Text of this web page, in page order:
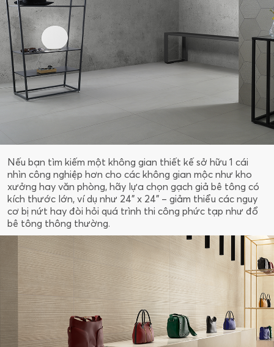
Nếu bạn tìm kiếm một không gian thiết kế sở hữu 1 cái
nhìn công nghiệp hơn cho các không gian mộc như kho
xưởng hay văn phòng, hãy lựa chọn gạch giả bê tông có
kích thước lớn, ví dụ như 24” x 24” – giảm thiểu các nguy
cơ bị nứt hay đòi hỏi quá trình thi công phức tạp như đổ
bê tông thông thường.